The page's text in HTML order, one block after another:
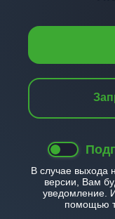
В случае выхода
версии, Вам
уведомление.
помощью